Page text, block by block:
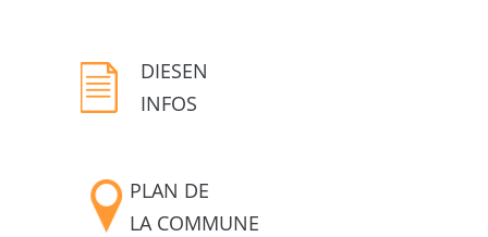
DIESEN
INFOS
PLAN DE
LA COMMUNE